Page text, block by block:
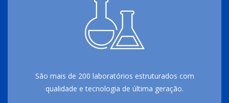
São mais de 200 laboratórios estruturados com
qualidade e tecnologia de última geração.